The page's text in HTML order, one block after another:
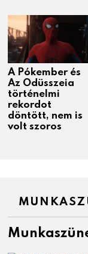
A Pókember és
Az Odüsszeia
történelmi
rekordot
döntött, nem is
volt szoros